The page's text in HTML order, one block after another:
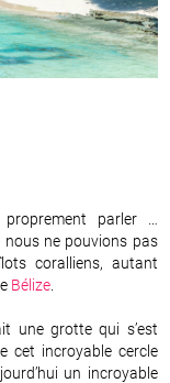
parler …
nous ne pouvions pas
coralliens, autant
Bélize
une grotte qui s’est
cet incroyable cercle
un incroyable